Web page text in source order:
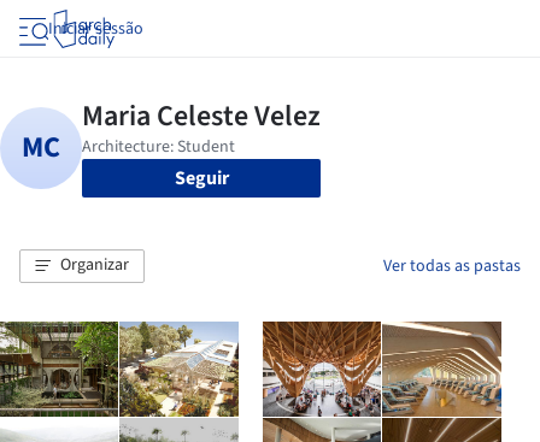
Iniciar sessão
Seguir
Organizar Ver todas as pastas